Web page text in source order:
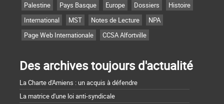
Palestine
Pays Basque Europe Dossiers
Histoire
International
MST Notes de Lecture
NPA
Page Web Internationale
CCSA Alfortville
Des archives toujours d'actualité
La Charte d'Amiens : un acquis à défendre
La matrice d'une loi anti-syndicale